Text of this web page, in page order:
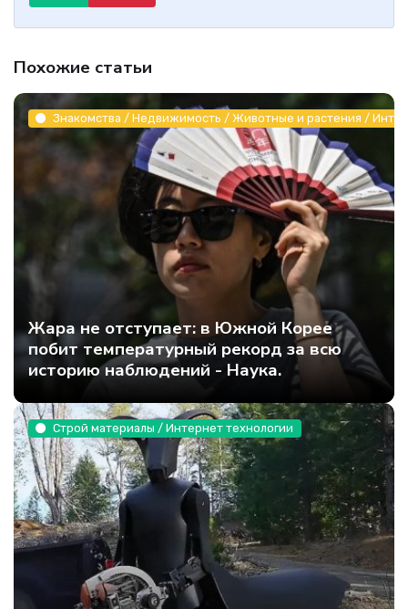
Похожие статьи
Знакомства / Недвижимость / Животные и растения /
Жара не отступает: в Южной Корее
побит температурный рекорд за всю
историю наблюдений - Наука.
Строй материалы / Интернет технологии